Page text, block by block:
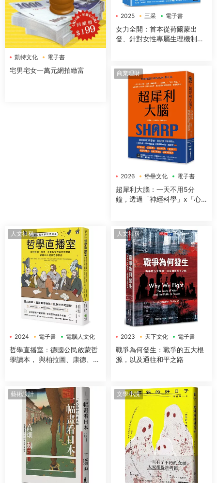
凱特文化 電子書
宅男宅女一萬元網拍緻富
2025 三采 電子書
女力全開：首本從荷爾蒙出
發、針對女性專屬生理機制與
商業理財
2026 堡壘文化 電子書
超犀利大腦：一天不用5分
鐘，透過「神經科學」x「心
讓大腦潛能發揮到極緻，變得
超犀利！
人文社科
2024 電子書 電腦人文化
哲學直播室：德國公民啟蒙哲
學讀本， 與柏拉圖、康德、亞
人文社科
2023 天下文化 電子書
戰爭為何發生：戰爭的五大根
源，以及通往和平之路
藝術設計 文學小說